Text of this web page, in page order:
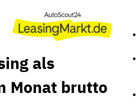
als
Monat brutto